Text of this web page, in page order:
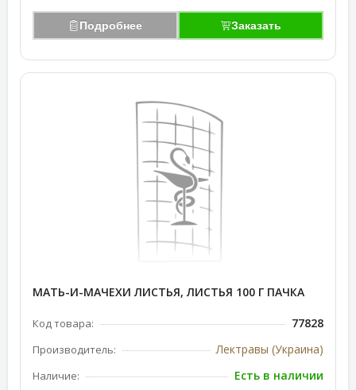
Подробнее Заказать
МАТЬ-И-МАЧЕХИ ЛИСТЬЯ, ЛИСТЬЯ 100 Г ПАЧКА
Код товара: 77828
Производитель: Лектравы (Украина)
Наличие: Есть в наличии